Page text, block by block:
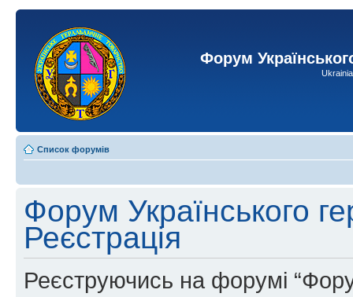
Форум
Список форумів
Форум Українського
Реєстрація
Реєструючись на форумі